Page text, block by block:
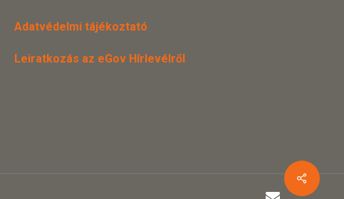
Adatvédelmi tájékoztató
Leiratkozás az eGov Hírlevélről
email